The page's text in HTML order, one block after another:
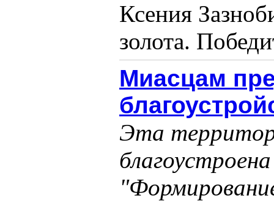
Ксения
золота.
Миасцам
Эта